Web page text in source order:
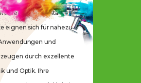
Performance starken
eignen sich für nahezu
und
durch exzellente
und Optik. Ihre